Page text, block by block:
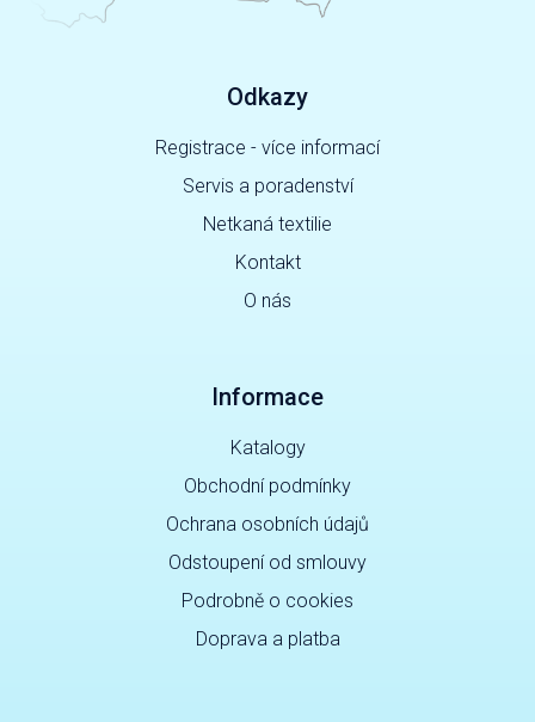
Odkazy
Registrace - více informací
Servis a poradenství
Netkaná textilie
Kontakt
O nás
Informace
Katalogy
Obchodní podmínky
Ochrana osobních údajů
Odstoupení od smlouvy
Podrobně o cookies
Doprava a platba